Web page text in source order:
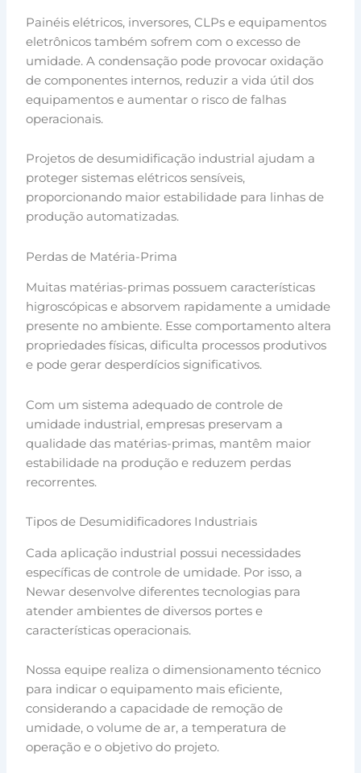
Painéis elétricos, inversores, CLPs e equipamentos
eletrônicos também sofrem com o excesso de
umidade. A condensação pode provocar oxidação
de componentes internos, reduzir a vida útil dos
equipamentos e aumentar o risco de falhas
operacionais.
Projetos de desumidificação industrial ajudam a
proteger sistemas elétricos sensíveis,
proporcionando maior estabilidade para linhas de
produção automatizadas.
Perdas de Matéria-Prima
Muitas matérias-primas possuem características
higroscópicas e absorvem rapidamente a umidade
presente no ambiente. Esse comportamento altera
propriedades físicas, dificulta processos produtivos
e pode gerar desperdícios significativos.
Com um sistema adequado de controle de
umidade industrial, empresas preservam a
qualidade das matérias-primas, mantêm maior
estabilidade na produção e reduzem perdas
recorrentes.
Tipos de Desumidificadores Industriais
Cada aplicação industrial possui necessidades
específicas de controle de umidade. Por isso, a
Newar desenvolve diferentes tecnologias para
atender ambientes de diversos portes e
características operacionais.
Nossa equipe realiza o dimensionamento técnico
para indicar o equipamento mais eficiente,
considerando a capacidade de remoção de
umidade, o volume de ar, a temperatura de
operação e o objetivo do projeto.